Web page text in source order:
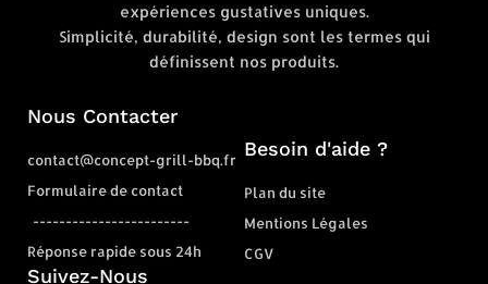
expériences gustatives uniques.
Simplicité, durabilité, design sont les termes qui
définissent nos produits.
Nous Contacter
contact@concept-grill-bbq.fr
Formulaire de contact
------------------------
Réponse rapide sous 24h
Besoin d'aide ?
Plan du site
Mentions Légales
CGV
Suivez-Nous